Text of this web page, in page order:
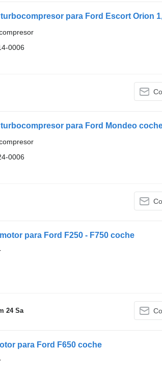
turbocompresor para Ford Escort Orion
0006
turbocompresor para Ford Mondeo
0006
para Ford F250 - F750 coche
24 Sa
para Ford F650 coche